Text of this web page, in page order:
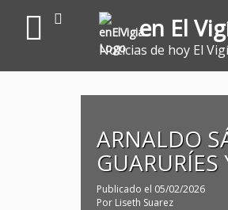
en El
Noticias de hoy El
ARNALDO
Publicado el 05/02/2026
Por Liseth Suarez